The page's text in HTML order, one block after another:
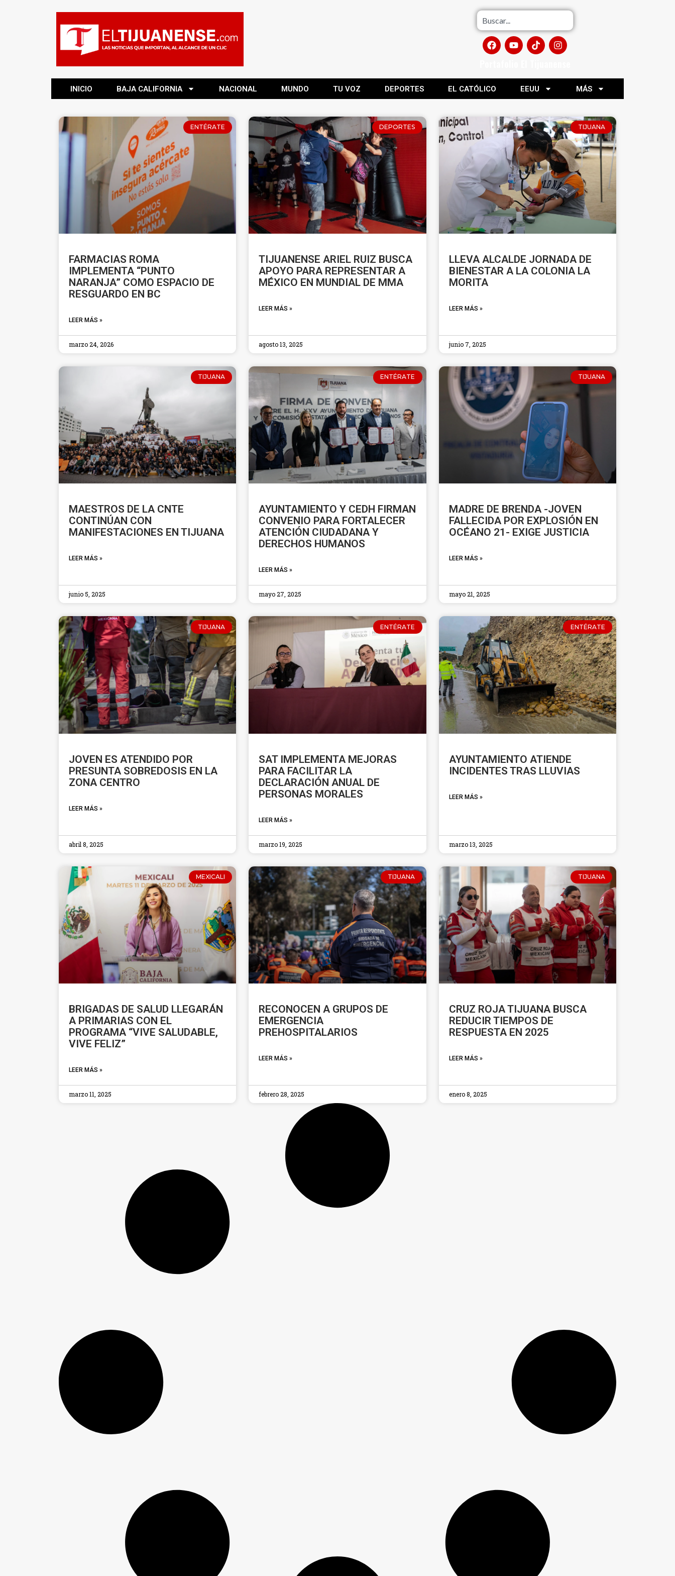
INICIO BAJA CALIFORNIA NACIONAL MUNDO TU VOZ DEPORTES EL CATÓLICO EEUU MÁS
ENTÉRATE
FARMACIAS ROMA
IMPLEMENTA “PUNTO
NARANJA” COMO ESPACIO DE
RESGUARDO EN BC
LEER MÁS »
marzo 24, 2026
DEPORTES
TIJUANENSE ARIEL RUIZ BUSCA
APOYO PARA REPRESENTAR A
MÉXICO EN MUNDIAL DE MMA
LEER MÁS »
agosto 13, 2025
TIJUANA
LLEVA ALCALDE JORNADA DE
BIENESTAR A LA COLONIA LA
MORITA
LEER MÁS »
junio 7, 2025
TIJUANA
MAESTROS DE LA CNTE
CONTINÚAN CON
MANIFESTACIONES EN TIJUANA
LEER MÁS »
junio 5, 2025
ENTÉRATE
AYUNTAMIENTO Y CEDH FIRMAN
CONVENIO PARA FORTALECER
ATENCIÓN CIUDADANA Y
DERECHOS HUMANOS
LEER MÁS »
mayo 27, 2025
TIJUANA
MADRE DE BRENDA -JOVEN
FALLECIDA POR EXPLOSIÓN EN
OCÉANO 21- EXIGE JUSTICIA
LEER MÁS »
mayo 21, 2025
TIJUANA
JOVEN ES ATENDIDO POR
PRESUNTA SOBREDOSIS EN LA
ZONA CENTRO
LEER MÁS »
abril 8, 2025
ENTÉRATE
SAT IMPLEMENTA MEJORAS
PARA FACILITAR LA
DECLARACIÓN ANUAL DE
PERSONAS MORALES
LEER MÁS »
marzo 19, 2025
ENTÉRATE
AYUNTAMIENTO ATIENDE
INCIDENTES TRAS LLUVIAS
LEER MÁS »
marzo 13, 2025
MEXICALI
BRIGADAS DE SALUD LLEGARÁN
A PRIMARIAS CON EL
PROGRAMA “VIVE SALUDABLE,
VIVE FELIZ”
LEER MÁS »
marzo 11, 2025
TIJUANA
RECONOCEN A GRUPOS DE
EMERGENCIA
PREHOSPITALARIOS
LEER MÁS »
febrero 28, 2025
TIJUANA
CRUZ ROJA TIJUANA BUSCA
REDUCIR TIEMPOS DE
RESPUESTA EN 2025
LEER MÁS »
enero 8, 2025